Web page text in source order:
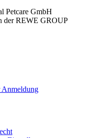
Petcare GmbH
der REWE GROUP
Anmeldung